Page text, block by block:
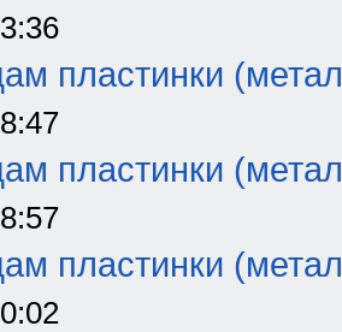
пластинки
пластинки
пластинки